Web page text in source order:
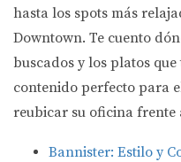
hasta los spots más
Downtown. Te cuento
buscados y los platos
contenido perfecto para
reubicar su oficina frente
Bannister: Estilo y